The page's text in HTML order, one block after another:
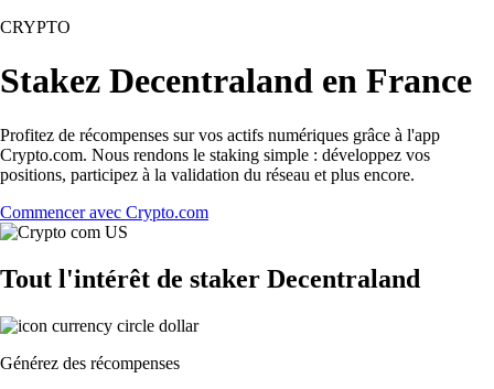
CRYPTO
Stakez Decentraland en France
Profitez de récompenses sur vos actifs numériques grâce à l'app
Crypto.com. Nous rendons le staking simple : développez vos
positions, participez à la validation du réseau et plus encore.
Commencer avec Crypto.com
Tout l'intérêt de staker Decentraland
Générez des récompenses